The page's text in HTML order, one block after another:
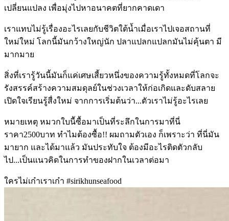
เปลี่ยนแปลง เพื่อมุ่งไปหาอนาคตที่ยากคาดเดา
เราแทบไม่รู้เรื่องอะไรเลยกับชีวิตใต้น้ำเมื่อเราไปเจอสถานที่
ใหม่ใหม่ โลกนี้มันกว้างใหญ่นัก ปลาแปลกแปลกมันไม่คุ้นตา มี
มากมาย
สิ่งที่เรารู้วันนี้มันก็แค่เศษเสี้ยวหนึ่งของความรู้ทั้งหมดที่โลกจะ
รังสรรค์สร้างความสมดุลย์ในช่วงเวลาให้ก่อเกิดและดับสลาย
เปิดใจเรียนรู้สื่งใหม่ จากการเริ่มต้นว่า...ตัวเราไม่รู้อะไรเลย
หมายเหตุ หมวกใบนีัซื้อมาเป็นที่ระลึกในการมาที่นี่
ราคา2500บาท ทำไมต้องซื้อ!! ผมถามตัวเอง ก็เพราะว่า ที่นี่มัน
มายาก และได้มาแล้ว มันประทับใจ ต้องมีอะไรติดตัวกลับ
ไป...เป็นแนวคิดในการทำของฝากในเวลาต่อมา
ใครไม่เก๋าเราเก๋า #sirikhunseafood